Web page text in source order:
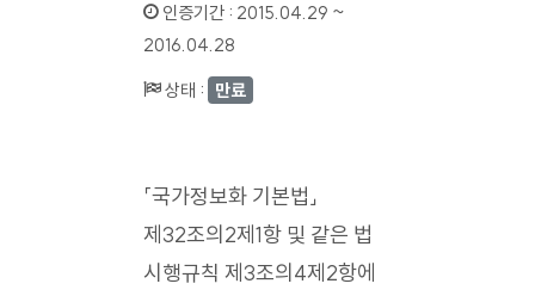
인증기간 : 2015.04.29 ~
2016.04.28
상태 : 만료
「국가정보화 기본법」
제32조의2제1항 및 같은 법
시행규칙 제3조의4제2항에